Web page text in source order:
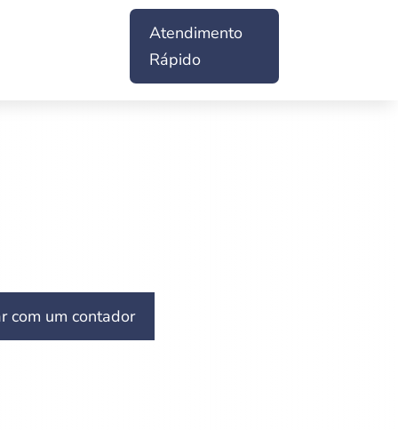
Atendimento
Rápido
com um contador